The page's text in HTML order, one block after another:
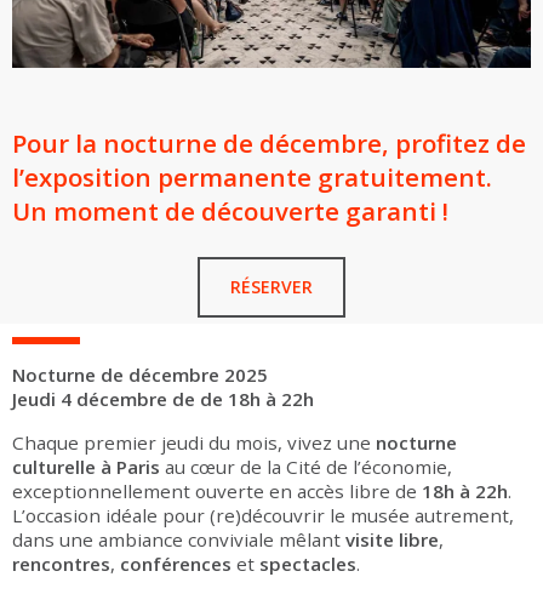
Pour la nocturne de décembre, profitez de
l’exposition permanente gratuitement.
Un moment de découverte garanti !
RÉSERVER
Nocturne de décembre 2025
Jeudi 4 décembre de de 18h à 22h
Chaque premier jeudi du mois, vivez une nocturne
culturelle à Paris au cœur de la Cité de l’économie,
exceptionnellement ouverte en accès libre de 18h à 22h.
L’occasion idéale pour (re)découvrir le musée autrement,
dans une ambiance conviviale mêlant visite libre,
rencontres, conférences et spectacles.